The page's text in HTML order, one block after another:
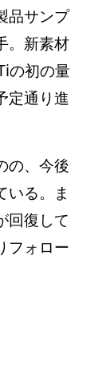
品サンプ
。新素材
の初の量
定通り進
の、今後
いる。ま
回復して
フォロー